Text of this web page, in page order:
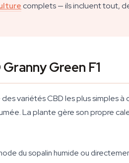
complets — ils incluent tout,
Green F1
variétés CBD les plus simples
La plante gère son propre
du sopalin humide ou